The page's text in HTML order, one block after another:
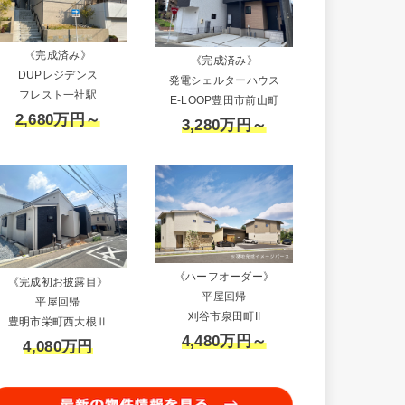
《完成済み》
DUPレジデンス
フレスト一社駅
2,680万円～
《完成済み》
発電シェルターハウス
E-LOOP豊田市前山町
3,280万円～
《完成初お披露目》
平屋回帰
豊明市栄町西大根Ⅱ
4,080万円
《ハーフオーダー》
平屋回帰
刈谷市泉田町II
4,480万円～